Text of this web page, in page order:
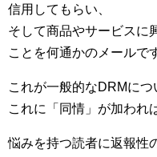
信用してもらい、
そして商品やサービスに
ことを何通かのメールで
これが一般的なDRMにつ
これに「同情」が加われ
悩みを持つ読者に返報性